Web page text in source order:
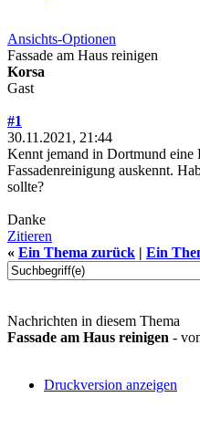
Ansichts-Optionen
Fassade am Haus reinigen
Korsa
Gast
#1
30.11.2021, 21:44
Kennt jemand in Dortmund eine
Fassadenreinigung auskennt.
sollte?
Danke
Zitieren
« Ein Thema zurück | Ein
Nachrichten in diesem Thema
Fassade am Haus reinigen -
Druckversion anzeigen